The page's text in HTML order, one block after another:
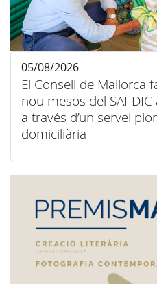
El Consell de Mallorca
nou mesos del SAI-
a través d’un servei
domiciliària
05/08/2026